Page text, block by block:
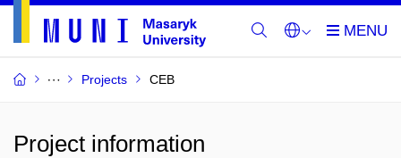
Projects CEB
Project information